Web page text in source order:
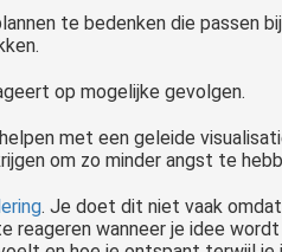
te bedenken die passen
op mogelijke gevolgen.
met een geleide
om zo minder angst te
. Je doet dit niet vaak
wanneer je idee